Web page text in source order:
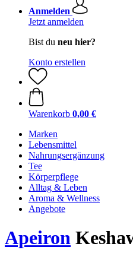
Anmelden
Jetzt anmelden
Bist du neu hier?
Konto erstellen
Warenkorb 0,00 €
Marken
Lebensmittel
Nahrungsergänzung
Tee
Körperpflege
Alltag & Leben
Aroma & Wellness
Angebote
Apeiron